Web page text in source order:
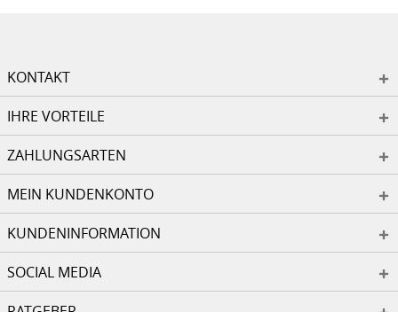
KONTAKT
IHRE VORTEILE
ZAHLUNGSARTEN
MEIN KUNDENKONTO
KUNDENINFORMATION
SOCIAL MEDIA